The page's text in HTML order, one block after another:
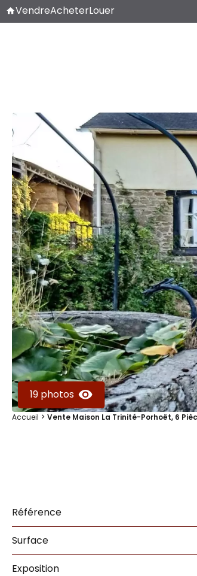
VendreAcheterLouer
19 photos
Accueil Vente Maison La Trinité-Porhoët, 6
Référence
Surface
Exposition